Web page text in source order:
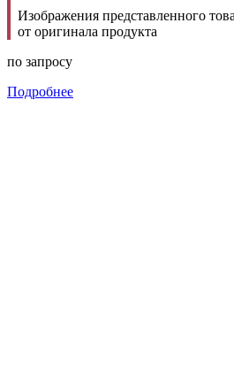
Изображения представленного
от оригинала продукта
по запросу
Подробнее